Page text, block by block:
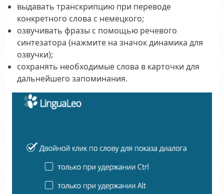
выдавать транскрипцию при переводе
конкретного слова с немецкого;
озвучивать фразы с помощью речевого
синтезатора (нажмите на значок динамика для
озвучки);
сохранять необходимые слова в карточки для
дальнейшего запоминания.